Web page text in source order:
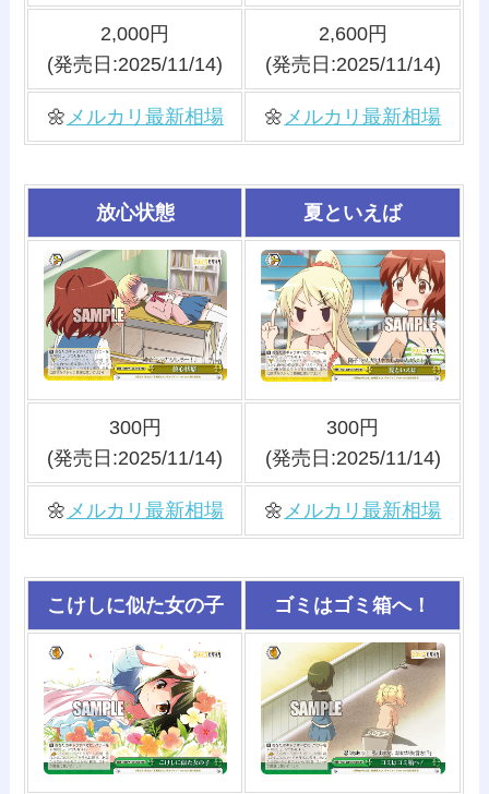
2,000円
(発売日:2025/11/14)
2,600円
(発売日:2025/11/14)
🌼 メルカリ最新相場 🌼 メルカリ最新相場
放心状態 夏といえば
300円
(発売日:2025/11/14)
300円
(発売日:2025/11/14)
🌼 メルカリ最新相場 🌼 メルカリ最新相場
こけしに似た女の子 ゴミはゴミ箱へ！